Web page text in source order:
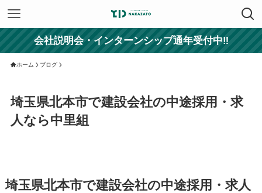
会社説明会・インターンシップ通年受付中‼
ホーム ブログ
埼玉県北本市で建設会社の中途採用・求
人なら中里組
埼玉県北本市で建設会社の中途採用・求人